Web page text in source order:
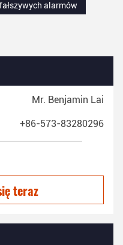
alarmów
Mr. Benjamin Lai
+86-573-83280296
teraz